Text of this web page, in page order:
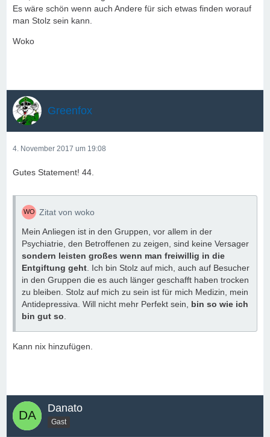
Es wäre schön wenn auch Andere für sich etwas finden worauf
man Stolz sein kann.
Woko
Greenfox
4. November 2017 um 19:08
Gutes Statement! 44.
Zitat von woko
Mein Anliegen ist in den Gruppen, vor allem in der
Psychiatrie, den Betroffenen zu zeigen, sind keine Versager
sondern leisten großes wenn man freiwillig in die
Entgiftung geht . Ich bin Stolz auf mich, auch auf Besucher
in den Gruppen die es auch länger geschafft haben trocken
zu bleiben. Stolz auf mich zu sein ist für mich Medizin, mein
Antidepressiva. Will nicht mehr Perfekt sein, bin so wie ich
bin gut so
Kann nix hinzufügen.
Danato
Gast